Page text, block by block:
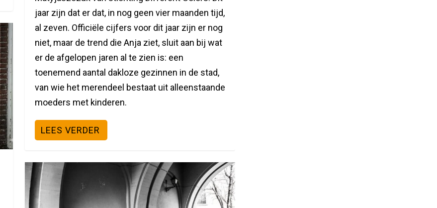
jaar zijn dat er dat, in nog geen vier maanden tijd,
al zeven. Officiële cijfers voor dit jaar zijn er nog
niet, maar de trend die Anja ziet, sluit aan bij wat
er de afgelopen jaren al te zien is: een
toenemend aantal dakloze gezinnen in de stad,
van wie het merendeel bestaat uit alleenstaande
moeders met kinderen.
LEES VERDER